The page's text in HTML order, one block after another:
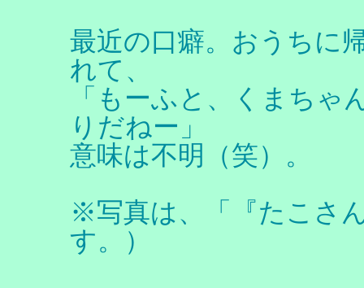
最近の口癖。おうちに
れて、
「もーふと、くまちゃ
りだねー」
意味は不明（笑）。
※写真は、「『たこさ
す。）